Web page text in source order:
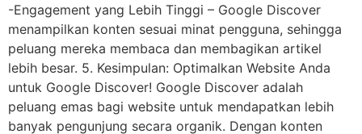
-Engagement yang Lebih Tinggi – Google Discover
menampilkan konten sesuai minat pengguna, sehingga
peluang mereka membaca dan membagikan artikel
lebih besar. 5. Kesimpulan: Optimalkan Website Anda
untuk Google Discover! Google Discover adalah
peluang emas bagi website untuk mendapatkan lebih
banyak pengunjung secara organik. Dengan konten